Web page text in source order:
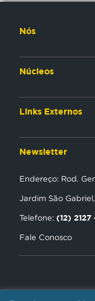
Nós
Núcleos
Links Externos
Encontre uma Igreja
Trabalhe Conosco
Newsletter
Endereço: Rod.
Jardim São Gabriel,
Telefone: (12)
Fale Conosco